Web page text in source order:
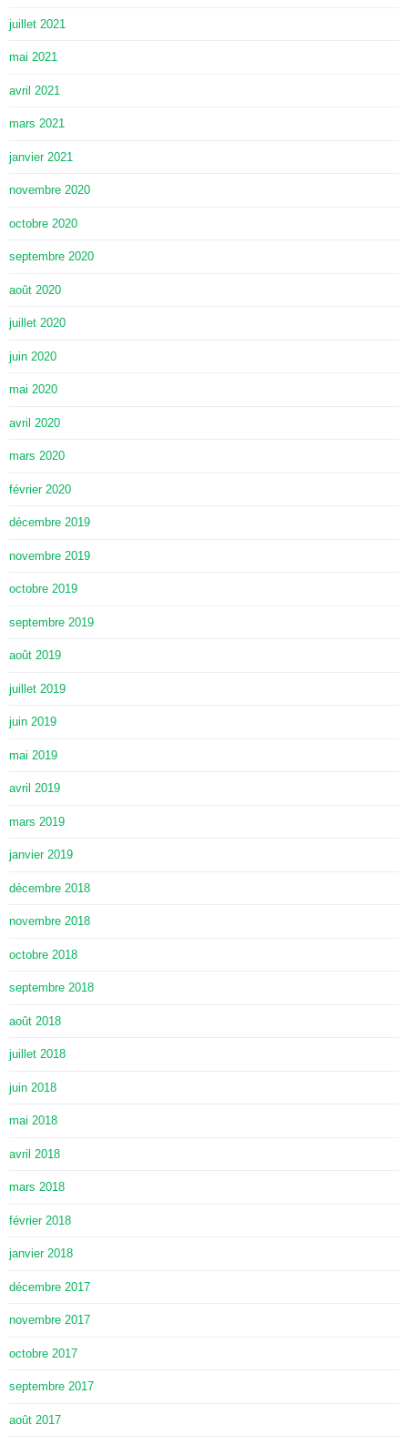
juillet 2021
mai 2021
avril 2021
mars 2021
janvier 2021
novembre 2020
octobre 2020
septembre 2020
août 2020
juillet 2020
juin 2020
mai 2020
avril 2020
mars 2020
février 2020
décembre 2019
novembre 2019
octobre 2019
septembre 2019
août 2019
juillet 2019
juin 2019
mai 2019
avril 2019
mars 2019
janvier 2019
décembre 2018
novembre 2018
octobre 2018
septembre 2018
août 2018
juillet 2018
juin 2018
mai 2018
avril 2018
mars 2018
février 2018
janvier 2018
décembre 2017
novembre 2017
octobre 2017
septembre 2017
août 2017